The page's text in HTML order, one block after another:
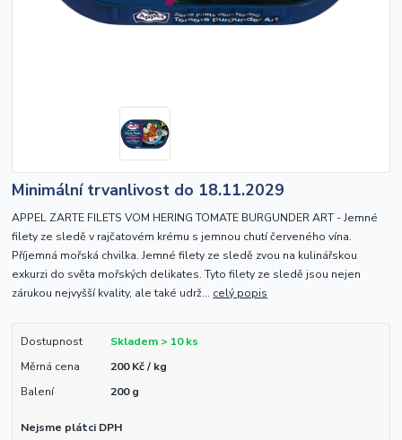
Minimální trvanlivost do 18.11.2029
APPEL ZARTE FILETS VOM HERING TOMATE BURGUNDER ART - Jemné
filety ze sledě v rajčatovém krému s jemnou chutí červeného vína.
Příjemná mořská chvilka. Jemné filety ze sledě zvou na kulinářskou
exkurzi do světa mořských delikates. Tyto filety ze sledě jsou nejen
zárukou nejvyšší kvality, ale také udrž... celý popis
Dostupnost
Skladem > 10 ks
Měrná cena
200 Kč / kg
Balení
200 g
Nejsme plátci DPH